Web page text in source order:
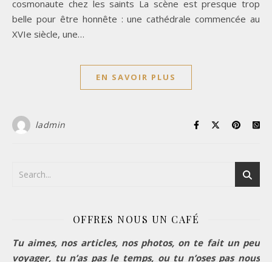
cosmonaute chez les saints La scène est presque trop
belle pour être honnête : une cathédrale commencée au
XVIe siècle, une…
EN SAVOIR PLUS
ladmin
OFFRES NOUS UN CAFÉ
Tu aimes, nos articles, nos photos, on te fait un peu
voyager, tu n’as pas le temps, ou tu n’oses pas nous